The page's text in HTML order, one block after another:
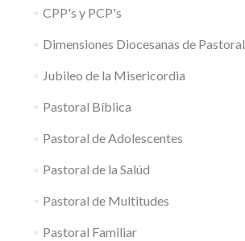
CPP's y PCP's
Dimensiones Diocesanas de Pastoral
Jubileo de la Misericordia
Pastoral Bíblica
Pastoral de Adolescentes
Pastoral de la Salúd
Pastoral de Multitudes
Pastoral Familiar